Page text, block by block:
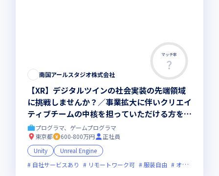
マッチ率
南国アールスタジオ株式会社
【XR】デジタルツインの社会実装の先端領域
に挑戦しませんか？／事業拡大に伴いクリエイ
ティブチームの中核を担っていただける方を募
集／自社プロダクト案件およびプライム案件の
み
プログラマ、ゲームプログラマ
東京都
600-800万円
正社員
Unity
Unreal Engine
自社サービスあり
リモートワーク可 服装自由 オンライン選考可